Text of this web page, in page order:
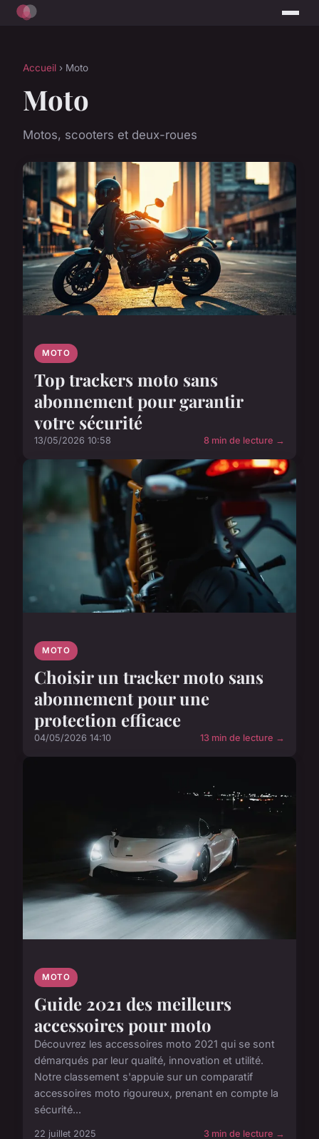
Accueil › Moto
Moto
Motos, scooters et deux-roues
MOTO
Top trackers moto sans
abonnement pour garantir
votre sécurité
13/05/2026 10:58 8 min de lecture →
MOTO
Choisir un tracker moto sans
abonnement pour une
protection efficace
04/05/2026 14:10 13 min de lecture →
MOTO
Guide 2021 des meilleurs
accessoires pour moto
Découvrez les accessoires moto 2021 qui se sont
démarqués par leur qualité, innovation et utilité.
Notre classement s'appuie sur un comparatif
accessoires moto rigoureux, prenant en compte la
sécurité...
22 juillet 2025 3 min de lecture →